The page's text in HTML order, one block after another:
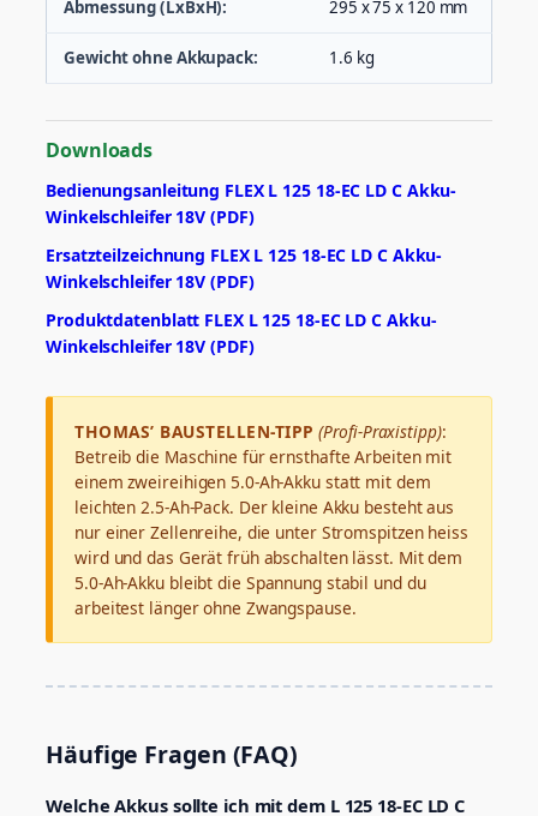
Abmessung (LxBxH): 295 x 75 x 120 mm
Gewicht ohne Akkupack: 1.6 kg
Downloads
Bedienungsanleitung FLEX L 125 18-EC LD C Akku-
Winkelschleifer 18V (PDF)
Ersatzteilzeichnung FLEX L 125 18-EC LD C Akku-
Winkelschleifer 18V (PDF)
Produktdatenblatt FLEX L 125 18-EC LD C Akku-
Winkelschleifer 18V (PDF)
THOMAS’ BAUSTELLEN-TIPP (Profi-Praxistipp):
Betreib die Maschine für ernsthafte Arbeiten mit
einem zweireihigen 5.0-Ah-Akku statt mit dem
leichten 2.5-Ah-Pack. Der kleine Akku besteht aus
nur einer Zellenreihe, die unter Stromspitzen heiss
wird und das Gerät früh abschalten lässt. Mit dem
5.0-Ah-Akku bleibt die Spannung stabil und du
arbeitest länger ohne Zwangspause.
Häufige Fragen (FAQ)
Welche Akkus sollte ich mit dem L 125 18-EC LD C